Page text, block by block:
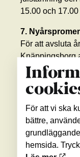
15.00 och 17.00
7.
För att avsluta
Knäppingsborg
årets sista dag.
en minikonsert
kommer vara
julsäsongen.
snömonster
roligt och håller
Vi ser fram
För att vi ska
bättre,
hemsida.